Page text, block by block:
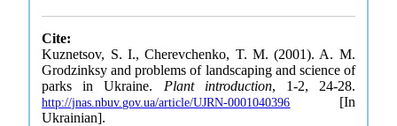
Cite:
Kuznetsov, S. I., Cherevchenko, T. M. (2001). A. M.
Grodzinksy and problems of landscaping and science of
parks in Ukraine. Plant introduction, 1-2, 24-28.
http://jnas.nbuv.gov.ua/article/UJRN-0001040396 [In
Ukrainian].